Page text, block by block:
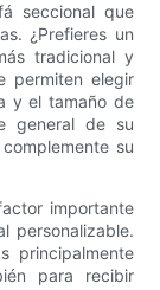
seccional que
¿Prefieres un
tradicional y
permiten elegir
y el tamaño de
general de su
su
importante
personalizable.
principalmente
para recibir